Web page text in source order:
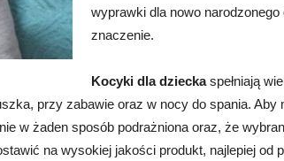
wyprawki dla nowo
znaczenie.
Kocyki dla dzieckaspełniają
przy zabawie oraz w nocy do spania. Aby
w żaden sposób podrażniona oraz, że
na wysokiej jakości produkt, najlepiej od